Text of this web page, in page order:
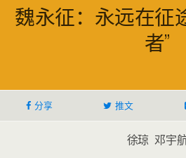
魏永征：永远在征
者”
分享 推文
徐琼 邓宇